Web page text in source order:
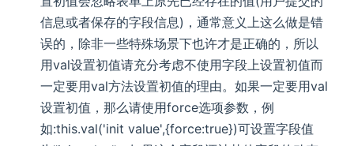
信息或者保存的字段信息)，通常意义上这么做是错
误的，除非一些特殊场景下也许才是正确的，所以
用val设置初值请充分考虑不使用字段上设置初值而
一定要用val方法设置初值的理由。如果一定要用val
设置初值，那么请使用force选项参数，例
如:this.val('init value',{force:true})可设置字段值